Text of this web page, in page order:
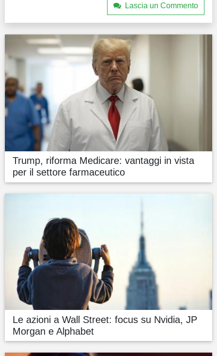
Lascia un Commento
Trump, riforma Medicare: vantaggi in vista
per il settore farmaceutico
Le azioni a Wall Street: focus su Nvidia, JP
Morgan e Alphabet